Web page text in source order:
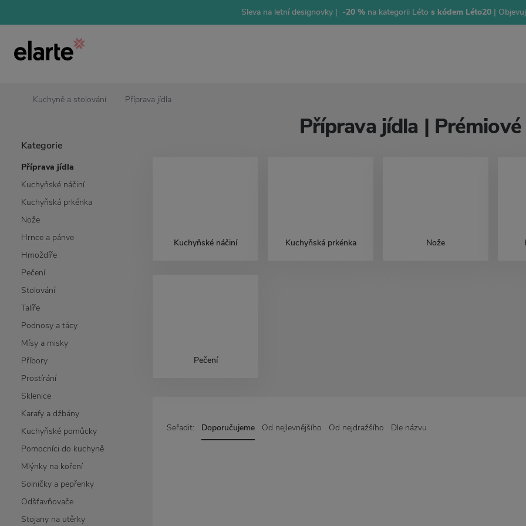
Sleva na letní designovky | -20 %na kategorii Létos kódem Léto20 |
Kuchyně a stolování Příprava jídla
Kategorie
Příprava jídla
Kuchyňské náčiní
Kuchyňská prkénka
Nože
Hrnce a pánve
Hmoždíře
Pečení
Stolování
Talíře
Podnosy a tácy
Mísy a misky
Příbory
Prostírání
Sklenice
Karafy a džbány
Kuchyňské pomůcky
Pomocníci do kuchyně
Mlýnky na koření
Solničky a pepřenky
Odšťavňovače
Stojany na utěrky
Příprava jídla |
Kuchyňské náčiní Kuchyňská prkénka Nože
Pečení
Seřadit: Doporučujeme Od nejlevnějšího Od nejdražšího Dle názvu